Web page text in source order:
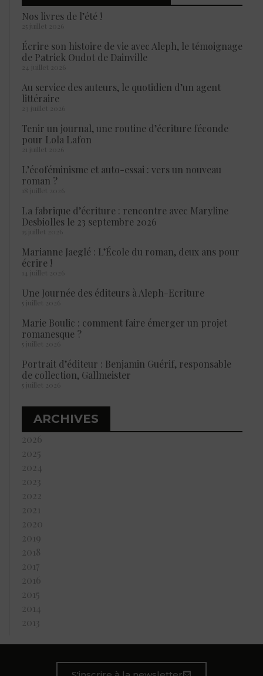
Nos livres de l’été !
25 juillet 2026
Écrire son histoire de vie avec Aleph, le témoignage
de Patrick Oudot de Dainville
24 juillet 2026
Au service des auteurs, le quotidien d’un agent
littéraire
23 juillet 2026
Tenir un journal, une routine d’écriture féconde
pour Lola Lafon
21 juillet 2026
L’écoféminisme et auto-essai : vers un nouveau
roman ?
18 juillet 2026
La fabrique d’écriture : rencontre avec Maryline
Desbiolles le 23 septembre 2026
15 juillet 2026
Marianne Jaeglé : L’École du roman, deux ans pour
écrire !
14 juillet 2026
Une Journée des éditeurs à Aleph-Ecriture
5 juillet 2026
Marie Boulic : comment faire émerger un projet
romanesque ?
5 juillet 2026
Portrait d’éditeur : Benjamin Guérif, responsable
de collection, Gallmeister
5 juillet 2026
ARCHIVES
2026
2025
2024
2023
2022
2021
2020
2019
2018
2017
2016
2015
2014
2013